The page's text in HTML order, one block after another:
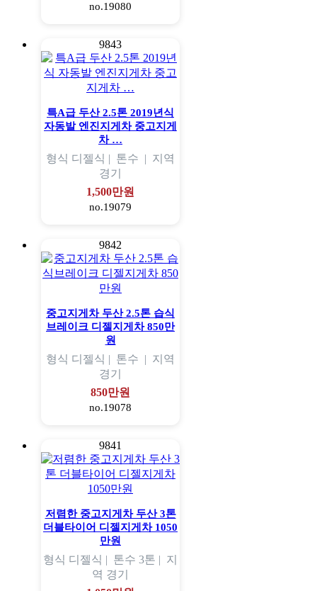
no.19080
9843
특A급 두산 2.5톤 2019년식
자동발 엔진지게차 중고지게
차 …
형식 디젤식 | 톤수 | 지역
경기
1,500만원
no.19079
9842
중고지게차 두산 2.5톤 습식
브레이크 디젤지게차 850만
원
형식 디젤식 | 톤수 | 지역
경기
850만원
no.19078
9841
저렴한 중고지게차 두산 3톤
더블타이어 디젤지게차 1050
만원
형식 디젤식 | 톤수 3톤 | 지
역 경기